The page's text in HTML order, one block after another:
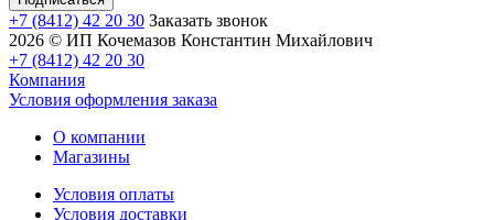
+7 (8412) 42 20 30 Заказать звонок
2026 © ИП Кочемазов Константин Михайлович
+7 (8412) 42 20 30
Компания
Условия оформления заказа
О компании
Магазины
Условия оплаты
Условия доставки